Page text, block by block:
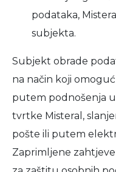
podataka,
subjekta.
Subjekt obrade
na način koji
putem podnošenja
tvrtke Misteral,
pošte ili putem
Zaprimljene